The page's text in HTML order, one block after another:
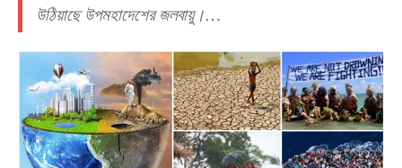
উঠিয়াছে উপমহাদেশের জলবায়ু।…